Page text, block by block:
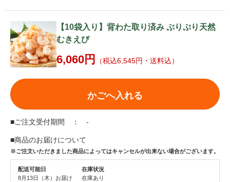
【10袋入り】背わた取り済み ぷりぷり天然
むきえび
6,060円 （税込6,545円・送料込）
かごへ入れる
■ご注文受付期間 ： -
■商品のお届けについて
※ご注文いただきました商品によってはキャンセルが出来ない場合がございます。
配送可能日
在庫状況
8月13日（木）お届け
在庫あり